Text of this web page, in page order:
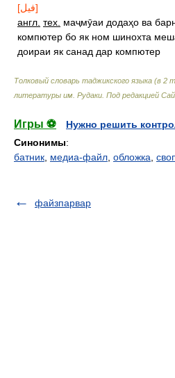
[فيل]
англ. тех. маҷмӯаи додаҳо ва
компютер бо як ном шинохта
доираи як санад дар компютер
Толковый словарь таджикского языка (в
литературы им. Рудаки Под редакцией
Игры ⚽
Нужно решить
Синонимы:
батник медиа-файл обложка
файзпарвар